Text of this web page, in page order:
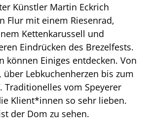
Künstler Martin Eckrich
Flur mit einem Riesenrad,
Kettenkarussell und
Eindrücken des Brezelfests.
können Einiges entdecken. Von
über Lebkuchenherzen bis zum
Traditionelles vom Speyerer
Klient*innen so sehr lieben.
der Dom zu sehen.